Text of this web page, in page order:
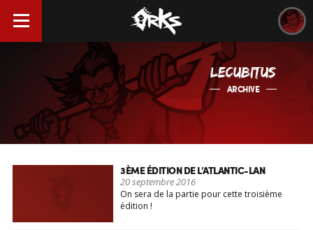
LECUBITUS
ARCHIVE
3ÈME ÉDITION DE L’ATLANTIC-LAN
20 septembre 2016
On sera de la partie pour cette troisième
édition !